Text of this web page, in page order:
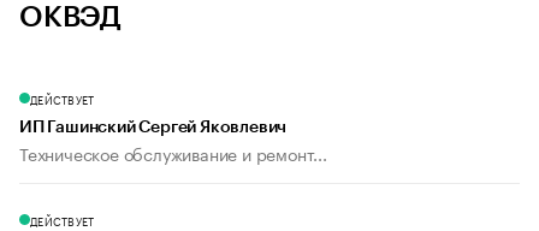
ОКВЭД
ДЕЙСТВУЕТ
ИП Гашинский Сергей Яковлевич
Техническое обслуживание и ремонт...
ДЕЙСТВУЕТ